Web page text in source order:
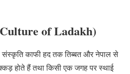
of Ladakh)
संस्कृति काफी हद तक तिब्बत और नेपाल से
होते हैं तथा किसी एक जगह पर स्थाई